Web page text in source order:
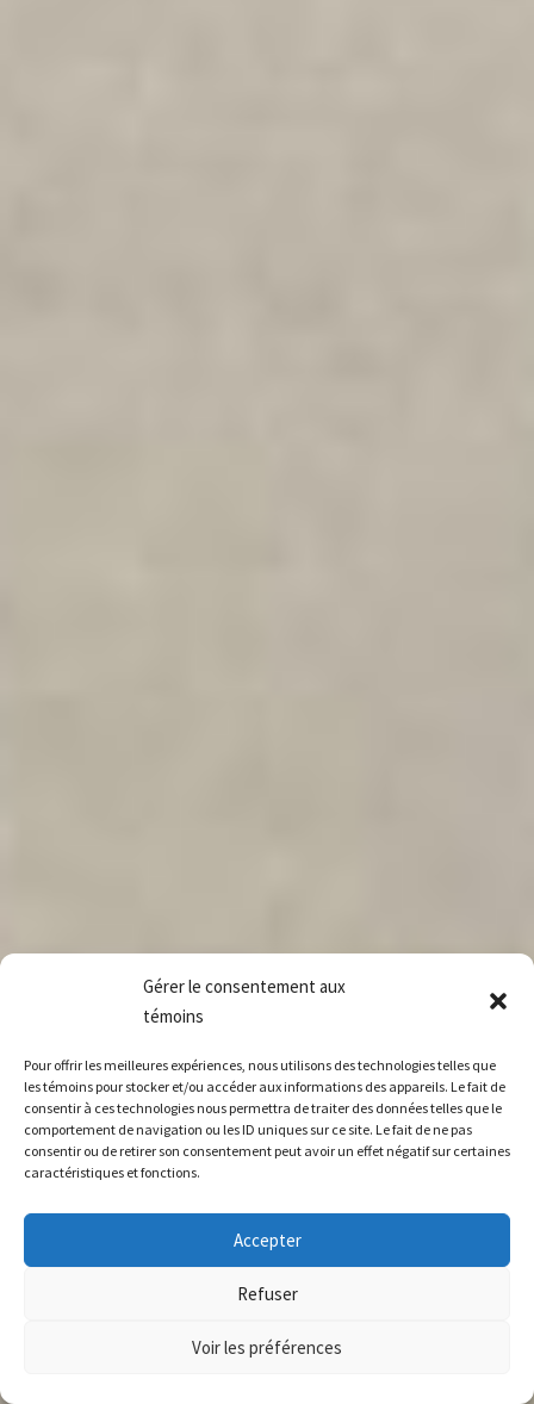
Gérer le consentement aux
témoins
Pour offrir les meilleures expériences, nous utilisons des technologies telles que
les témoins pour stocker et/ou accéder aux informations des appareils. Le fait de
consentir à ces technologies nous permettra de traiter des données telles que le
comportement de navigation ou les ID uniques sur ce site. Le fait de ne pas
consentir ou de retirer son consentement peut avoir un effet négatif sur certaines
caractéristiques et fonctions.
Accepter
Refuser
Voir les préférences